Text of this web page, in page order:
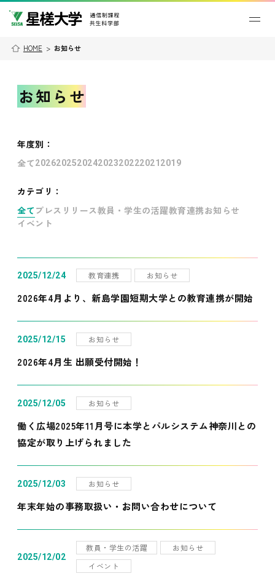
HOME > お知らせ
お知らせ
年度別 ：
全て202620252024202320222021 2019
カテゴリ：
全て プレスリリース教員・学生の活躍教育連携お知らせ
イベント
2025/12/24 教育連携 お知らせ
2026年4月より、新島学園短期大学との教育連携が開始
2025/12/15 お知らせ
2026年4月生 出願受付開始！
2025/12/05 お知らせ
働く広場2025年11月号に本学とパルシステム神奈川との
協定が取り上げられました
2025/12/03 お知らせ
年末年始の事務取扱い・お問い合わせについて
2025/12/02
教員・学生の活躍
お知らせ
イベント